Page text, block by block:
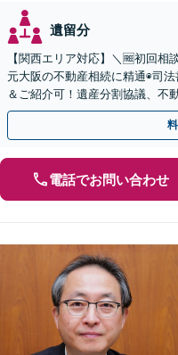
遺留分
【関西エリア対応】＼🆓初回
元大阪の不動産相続に精通◉司
＆ご紹介可！遺産分割協議、不
ます。お気軽にご相談ください
電話でお問い合わせ